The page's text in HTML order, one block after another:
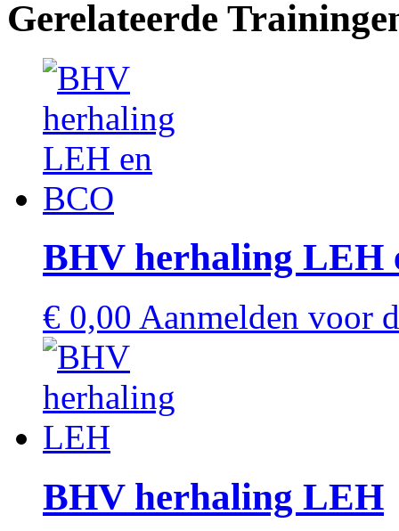
Gerelateerde
BHV herhaling LEH
€ 0,00 Aanmelden voor
BHV herhaling LEH